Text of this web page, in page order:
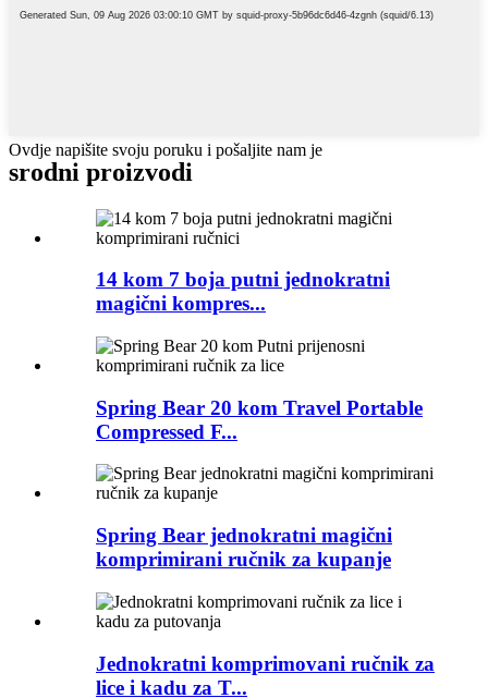
Ovdje napišite svoju poruku i pošaljite nam je
srodni proizvodi
14 kom 7 boja putni jednokratni
magični kompres...
Spring Bear 20 kom Travel Portable
Compressed F...
Spring Bear jednokratni magični
komprimirani ručnik za kupanje
Jednokratni komprimovani ručnik za
lice i kadu za T...